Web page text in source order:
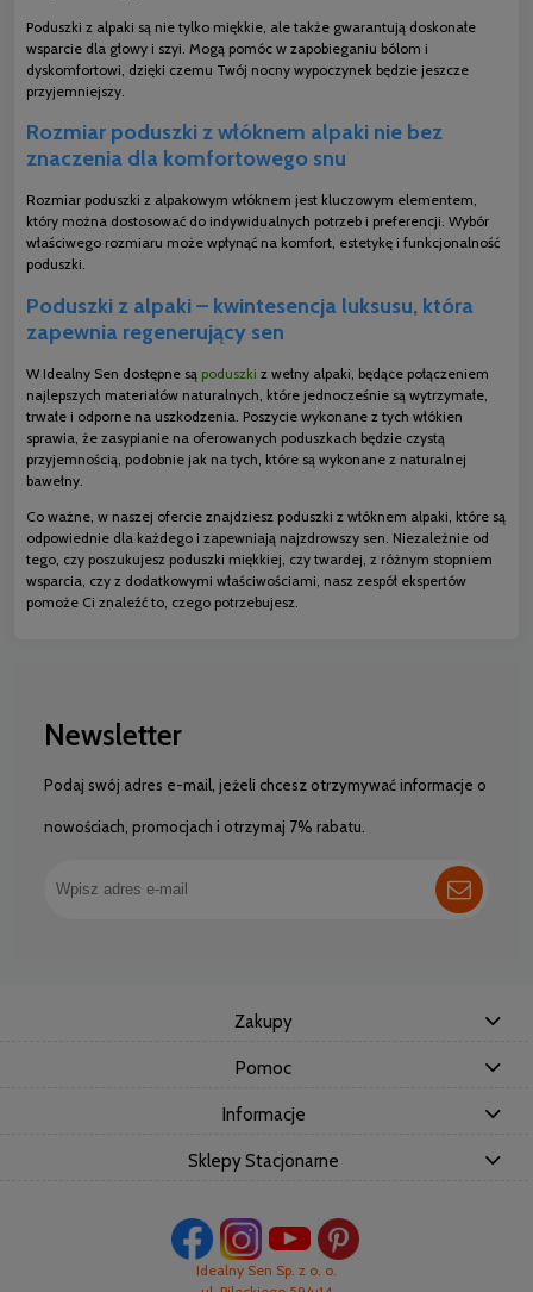
Poduszki z alpaki są nie tylko miękkie, ale także gwarantują doskonałe
wsparcie dla głowy i szyi. Mogą pomóc w zapobieganiu bólom i
dyskomfortowi, dzięki czemu Twój nocny wypoczynek będzie jeszcze
przyjemniejszy.
Rozmiar poduszki z włóknem alpaki nie bez
znaczenia dla komfortowego snu
Rozmiar poduszki z alpakowym włóknem jest kluczowym elementem,
który można dostosować do indywidualnych potrzeb i preferencji. Wybór
właściwego rozmiaru może wpłynąć na komfort, estetykę i funkcjonalność
poduszki.
Poduszki z alpaki – kwintesencja luksusu, która
zapewnia regenerujący sen
W Idealny Sen dostępne są poduszki z wełny alpaki, będące połączeniem
najlepszych materiałów naturalnych, które jednocześnie są wytrzymałe,
trwałe i odporne na uszkodzenia. Poszycie wykonane z tych włókien
sprawia, że zasypianie na oferowanych poduszkach będzie czystą
przyjemnością, podobnie jak na tych, które są wykonane z naturalnej
bawełny.
Co ważne, w naszej ofercie znajdziesz poduszki z włóknem alpaki, które są
odpowiednie dla każdego i zapewniają najzdrowszy sen. Niezależnie od
tego, czy poszukujesz poduszki miękkiej, czy twardej, z różnym stopniem
wsparcia, czy z dodatkowymi właściwościami, nasz zespół ekspertów
pomoże Ci znaleźć to, czego potrzebujesz.
Newsletter
Podaj swój adres e-mail, jeżeli chcesz otrzymywać informacje o
nowościach, promocjach i otrzymaj 7% rabatu.
Zakupy
Pomoc
Informacje
Sklepy Stacjonarne
Idealny Sen Sp. z o. o.